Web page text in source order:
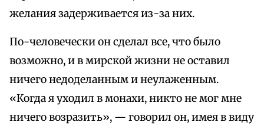
желания задерживается из-за них.
По-человечески он сделал все, что было
возможно, и в мирской жизни не оставил
ничего недоделанным и неулаженным.
«Когда я уходил в монахи, никто не мог мне
ничего возразить», — говорил он, имея в виду